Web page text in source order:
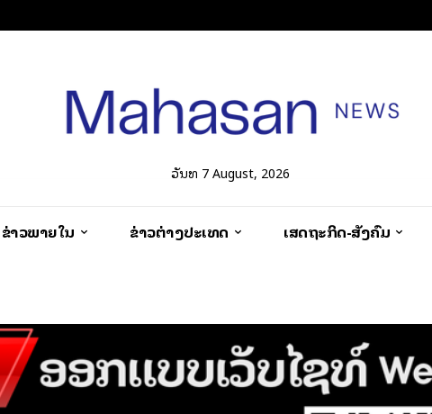
ວັນທີ 7 August, 2026
ຂ່າວພາຍໃນ ຂ່າວຕ່າງປະເທດ ເສດຖະກິດ-ສັງຄົມ